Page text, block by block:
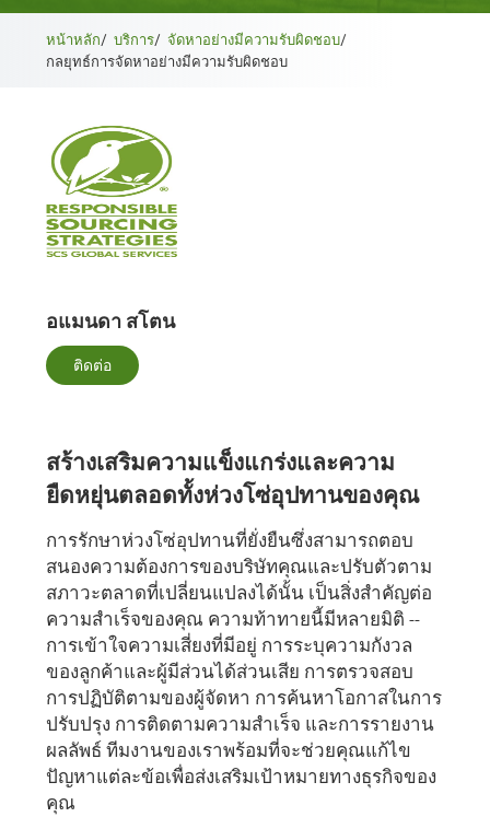
หน้าหลัก/ บริการ/ จัดหาอย่างมีความรับผิดชอบ/
กลยุทธ์การจัดหาอย่างมีความรับผิดชอบ
อแมนดา สโตน
ติดต่อ
สร้างเสริมความแข็งแกร่งและความ
ยืดหยุ่นตลอดทั้งห่วงโซ่อุปทานของคุณ
การรักษาห่วงโซ่อุปทานที่ยั่งยืนซึ่งสามารถตอบ
สนองความต้องการของบริษัทคุณและปรับตัวตาม
สภาวะตลาดที่เปลี่ยนแปลงได้นั้น เป็นสิ่งสำคัญต่อ
ความสำเร็จของคุณ ความท้าทายนี้มีหลายมิติ --
การเข้าใจความเสี่ยงที่มีอยู่ การระบุความกังวล
ของลูกค้าและผู้มีส่วนได้ส่วนเสีย การตรวจสอบ
การปฏิบัติตามของผู้จัดหา การค้นหาโอกาสในการ
ปรับปรุง การติดตามความสำเร็จ และการรายงาน
ผลลัพธ์ ทีมงานของเราพร้อมที่จะช่วยคุณแก้ไข
ปัญหาแต่ละข้อเพื่อส่งเสริมเป้าหมายทางธุรกิจของ
คุณ